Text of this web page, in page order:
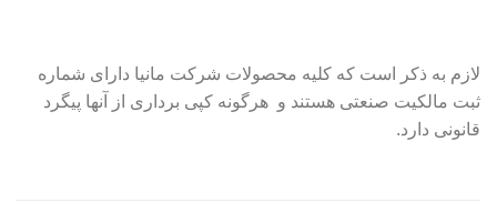
لازم به ذکر است که کلیه محصولات شرکت مانیا دارای شماره
ثبت مالکیت صنعتی هستند و هرگونه کپی برداری از آنها پیگرد
قانونی دارد.